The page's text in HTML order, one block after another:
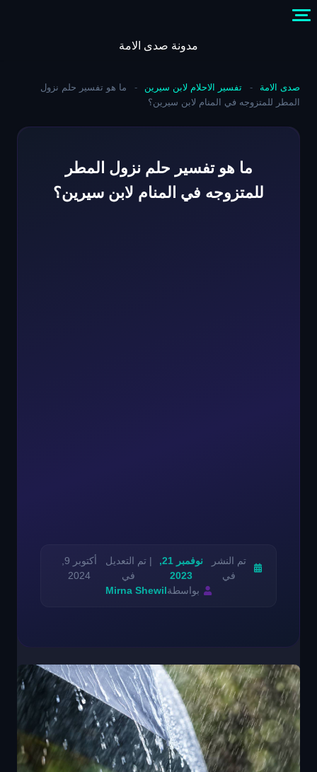
content
مدونة صدى الامة
صدى الامة - تفسير الاحلام لابن سيرين -
ما هو تفسير حلم نزول
المطر للمتزوجه في المنام لابن سيرين؟
ما هو تفسير حلم نزول المطر
للمتزوجه في المنام لابن سيرين؟
تم النشر
في
نوفمبر 21,
2023
| تم التعديل
في
أكتوبر 9,
2024
بواسطة Mirna Shewil